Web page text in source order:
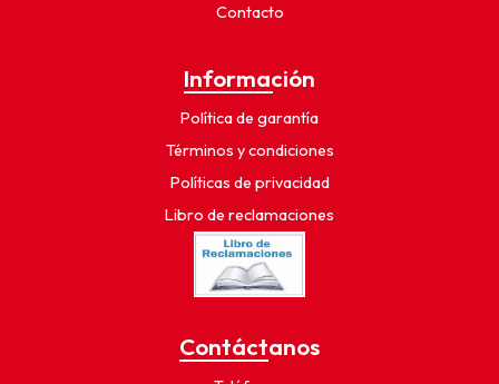
Contacto
Información
Política de garantía
Términos y condiciones
Políticas de privacidad
Libro de reclamaciones
Contáctanos